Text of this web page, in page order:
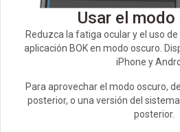
Usar el
Reduzca la fatiga ocular y el uso
aplicación BOK en modo oscuro.
iPhone y
Para aprovechar el modo oscuro,
posterior, o una versión del
posterior.